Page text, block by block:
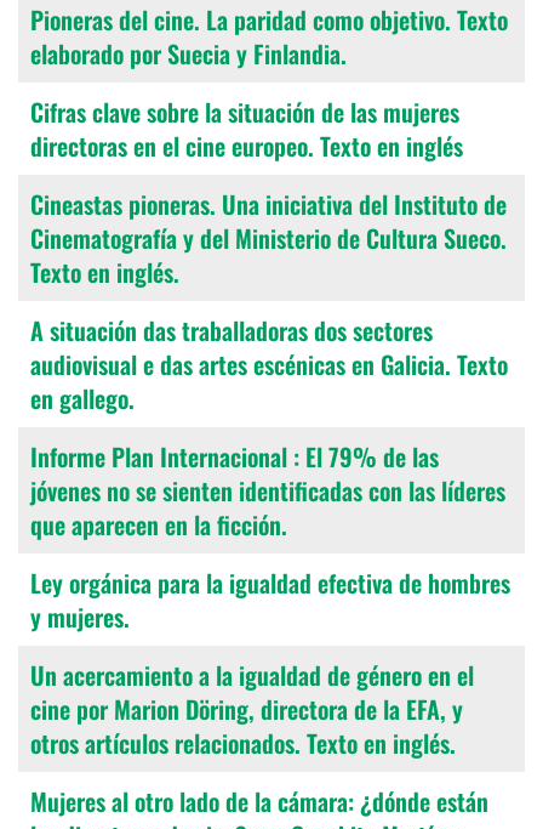
Pioneras del cine. La paridad como objetivo. Texto
elaborado por Suecia y Finlandia.
Cifras clave sobre la situación de las mujeres
directoras en el cine europeo. Texto en inglés
Cineastas pioneras. Una iniciativa del Instituto de
Cinematografía y del Ministerio de Cultura Sueco.
Texto en inglés.
A situación das traballadoras dos sectores
audiovisual e das artes escénicas en Galicia. Texto
en gallego.
Informe Plan Internacional : El 79% de las
jóvenes no se sienten identificadas con las líderes
que aparecen en la ficción.
Ley orgánica para la igualdad efectiva de hombres
y mujeres.
Un acercamiento a la igualdad de género en el
cine por Marion Döring, directora de la EFA, y
otros artículos relacionados. Texto en inglés.
Mujeres al otro lado de la cámara: ¿dónde están